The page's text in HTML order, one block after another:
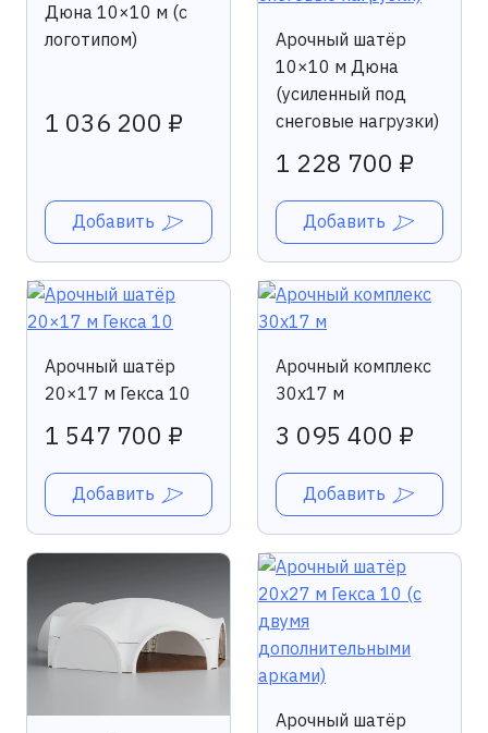
Дюна 10×10 м (с
логотипом)
1 036 200 ₽
Добавить
Арочный шатёр
10×10 м Дюна
(усиленный под
снеговые нагрузки)
1 228 700 ₽
Добавить
Арочный шатёр
20×17 м Гекса 10
1 547 700 ₽
Добавить
Арочный комплекс
30x17 м
3 095 400 ₽
Добавить
Арочный шатёр